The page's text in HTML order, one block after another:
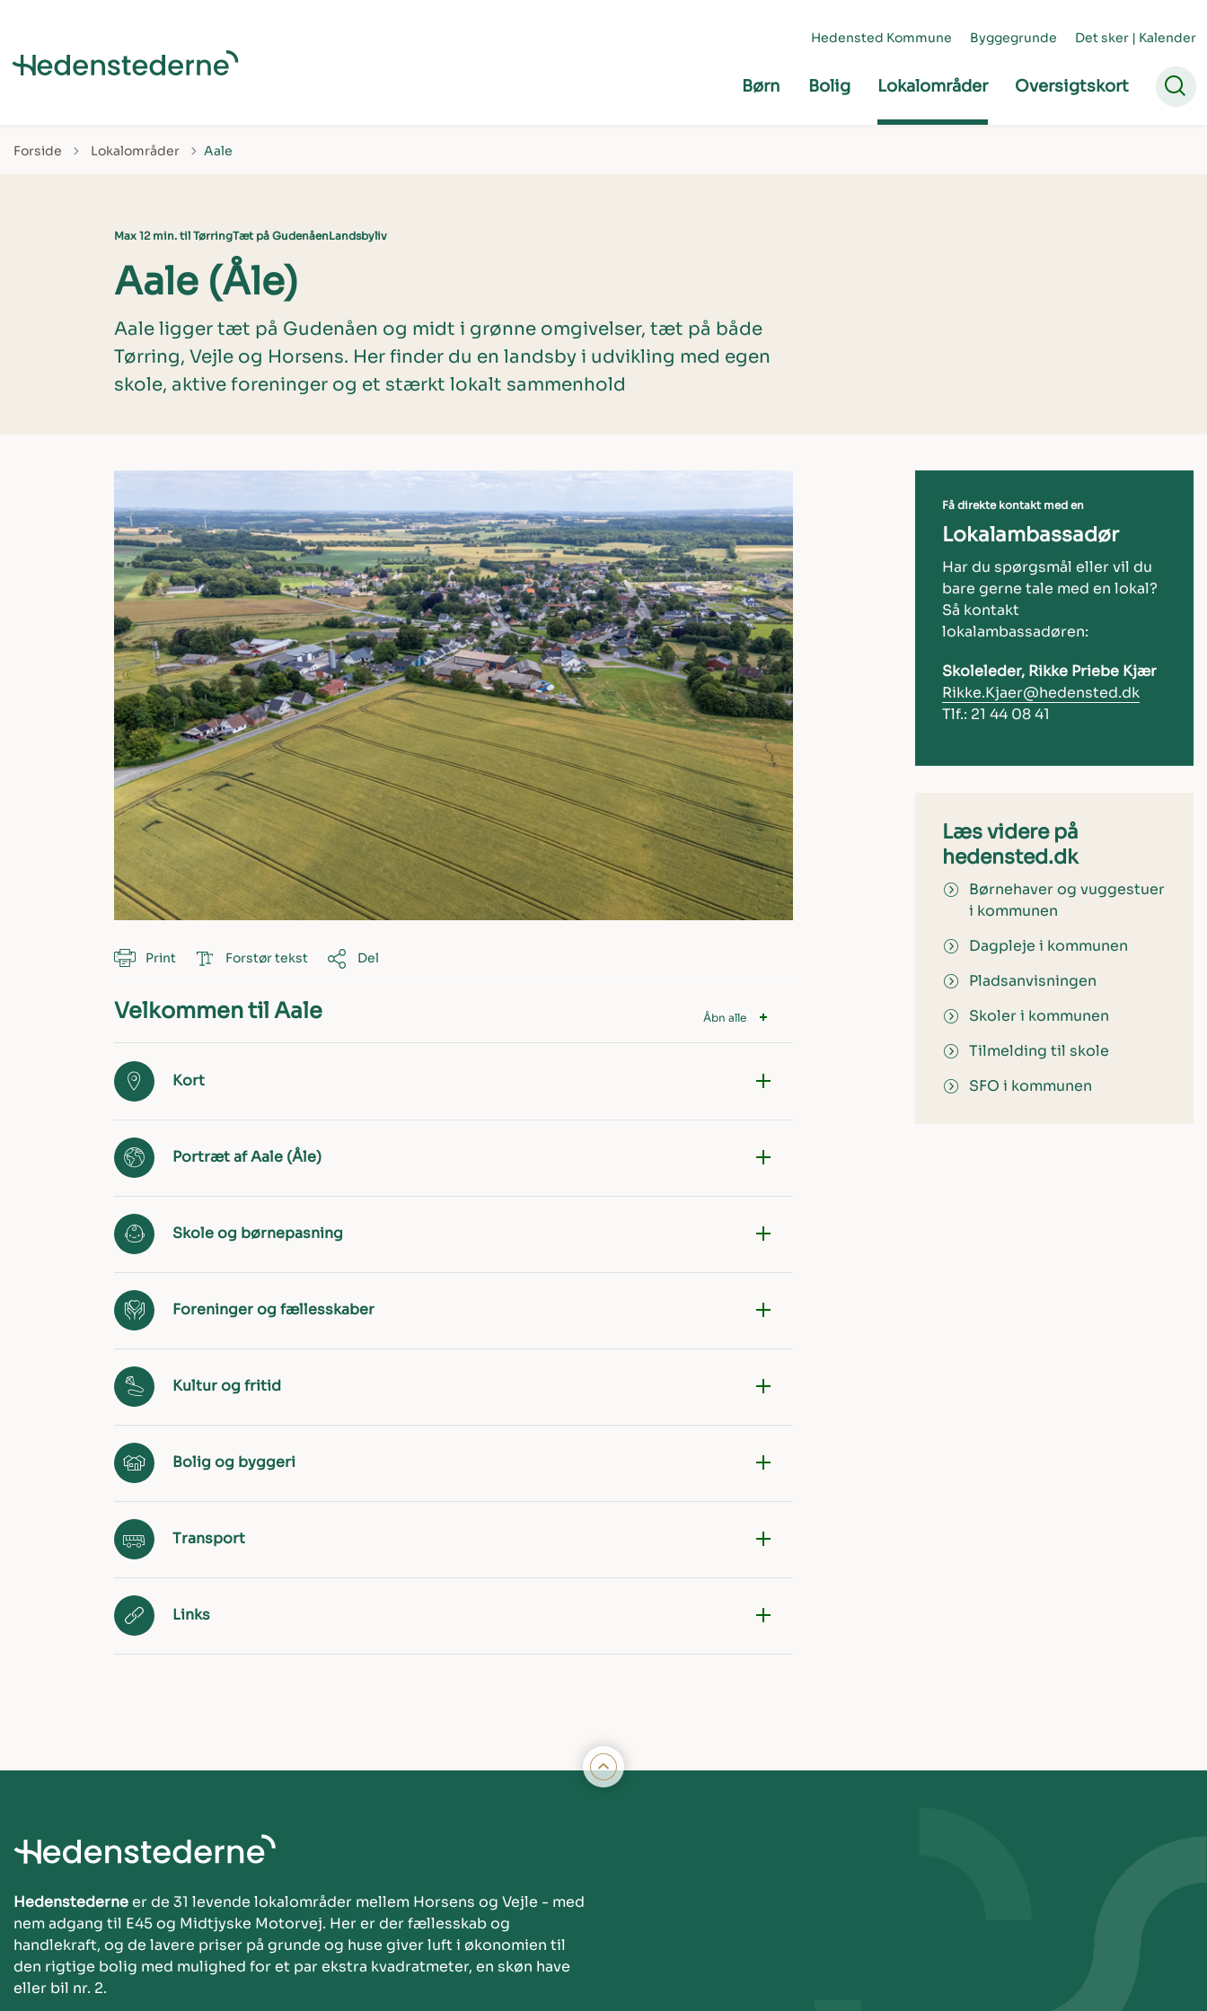
Hedensted Kommune Byggegrunde Det sker | Kalender
Børn Bolig Lokalområder Oversigtskort
Forside Tilbage til
Lokalområder Aale
Max 12 min. til TørringTæt på GudenåenLandsbyliv
Aale (Åle)
Aale ligger tæt på Gudenåen og midt i grønne omgivelser, tæt på både
Tørring, Vejle og Horsens. Her finder du en landsby i udvikling med egen
skole, aktive foreninger og et stærkt lokalt sammenhold
Print Forstør tekst Del
Velkommen til Aale Åbn alle
Kort
Portræt af Aale (Åle)
Skole og børnepasning
Foreninger og fællesskaber
Kultur og fritid
Bolig og byggeri
Transport
Links
Få direkte kontakt med en
Lokalambassadør
Har du spørgsmål eller vil du
bare gerne tale med en lokal?
Så kontakt
lokalambassadøren:
Skoleleder, Rikke Priebe Kjær
Rikke.Kjaer@hedensted.dk
Tlf.: 21 44 08 41
Læs videre på
hedensted.dk
Børnehaver og vuggestuer
i kommunen
Dagpleje i kommunen
Pladsanvisningen
Skoler i kommunen
Tilmelding til skole
SFO i kommunen
Hedenstederneer de 31 levende lokalområder mellem Horsens og Vejle - med
nem adgang til E45 og Midtjyske Motorvej. Her er der fællesskab og
handlekraft, og de lavere priser på grunde og huse giver luft i økonomien til
den rigtige bolig med mulighed for et par ekstra kvadratmeter, en skøn have
eller bil nr. 2.